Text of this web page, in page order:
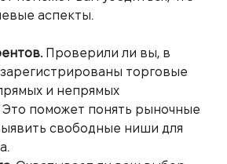
аспекты.
Проверили ли вы, в
зарегистрированы торговые
и непрямых
Это поможет понять рыночные
свободные ниши для